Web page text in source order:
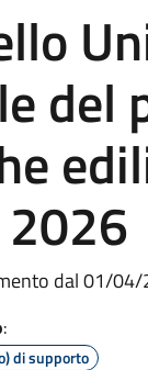
del
dal 01/
:
di supporto